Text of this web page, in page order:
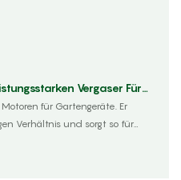
Vergaser Für
für Gartengeräte. Er
Verhältnis und sorgt so für
Ein Hochleistungsvergaser